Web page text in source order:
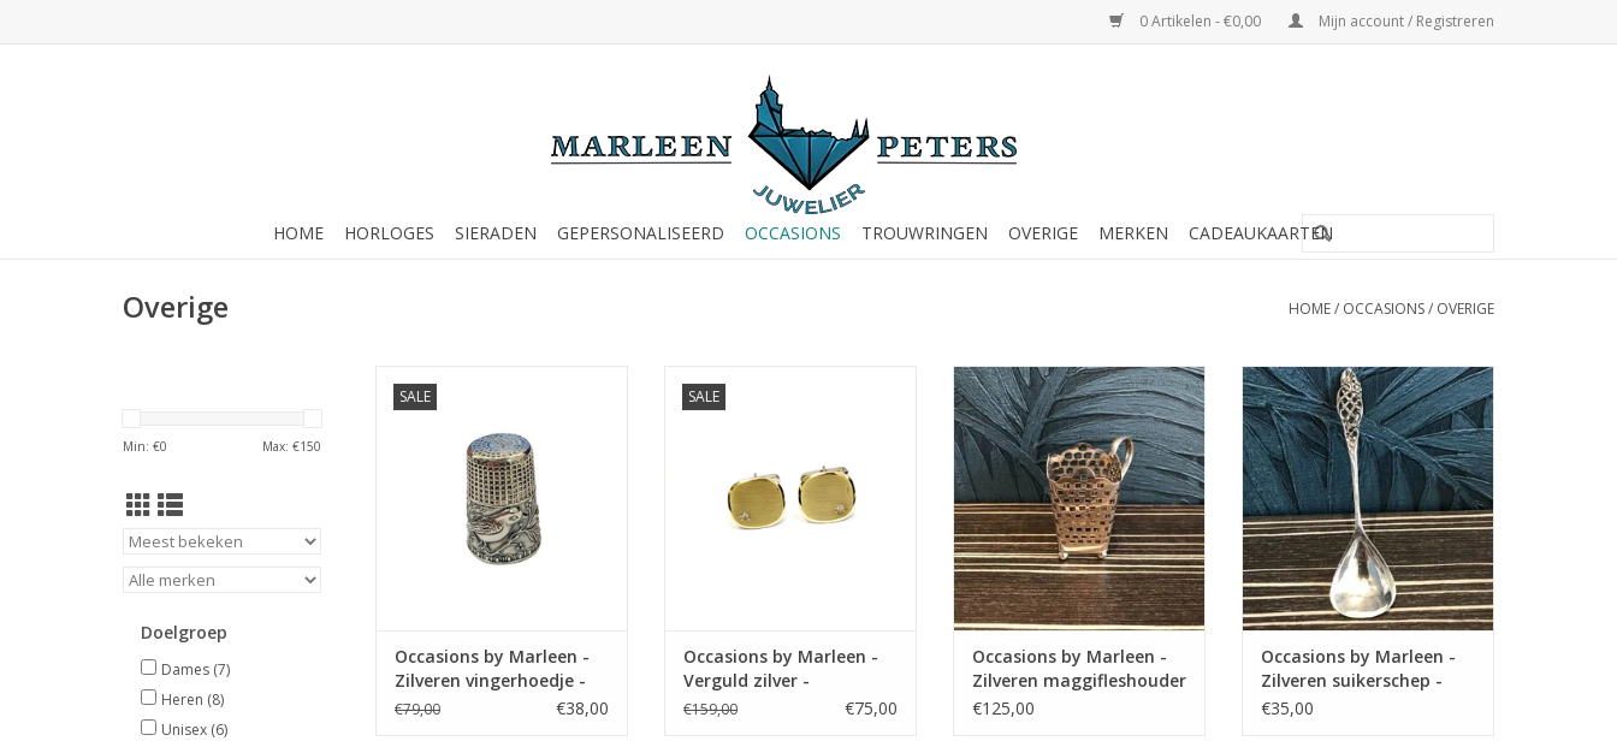
0 Artikelen - €0,00 Mijn account / Registreren
HOME HORLOGES SIERADEN GEPERSONALISEERD OCCASIONS TROUWRINGEN OVERIGE MERKEN CADEAUKAARTEN
Overige HOME/ OCCASIONS/ OVERIGE
Min: €0 Max: €150
Doelgroep
Dames (7)
Heren (8)
Unisex (6)
SALEby Marleen - Zilveren
TOEVOEGEN AAN WINKELWAGEN
Occasions by Marleen -
Zilveren vingerhoedje -
Bewerkt
€79,00 €38,00
SALE
by Marleen - Verguld zilver -
TOEVOEGEN AAN WINKELWAGEN
Occasions by Marleen -
Verguld zilver -
Manchetknopen -
€159,00 €75,00
Occasions by Marleen Occasions
by Marleen - Zilveren
maggifleshouder
TOEVOEGEN AAN WINKELWAGEN
Occasions by Marleen -
Zilveren maggifleshouder
€125,00
Occasions by Marleen Occasions
by Marleen - Zilveren suikerschep
- Rococo Ajour
TOEVOEGEN AAN WINKELWAGEN
Occasions by Marleen -
Zilveren suikerschep -
Rococo Ajour
€35,00